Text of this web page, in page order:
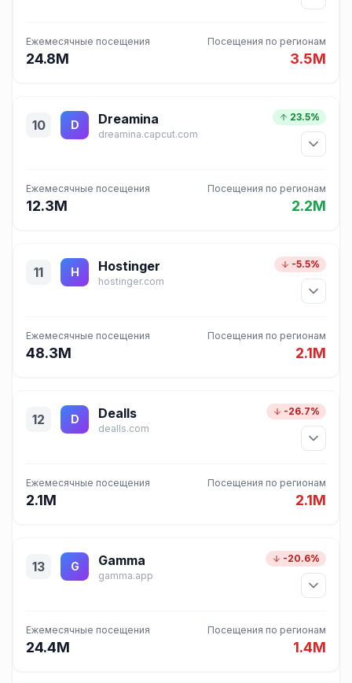
Ежемесячные посещения
24.8M
Посещения по регионам
3.5M
10 D Dreamina
dreamina.capcut.com
23.5%
Ежемесячные посещения
12.3M
Посещения по регионам
2.2M
11 H Hostinger
hostinger.com
-5.5%
Ежемесячные посещения
48.3M
Посещения по регионам
2.1M
12 D Dealls
dealls.com
-26.7%
Ежемесячные посещения
2.1M
Посещения по регионам
2.1M
13 G Gamma
gamma.app
-20.6%
Ежемесячные посещения
24.4M
Посещения по регионам
1.4M